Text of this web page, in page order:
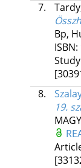
7.
Bp,
ISBN:
8.
19.